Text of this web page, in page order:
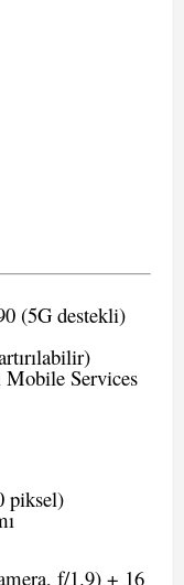
(5G destekli)
Services
piksel)
f/1.9) + 16